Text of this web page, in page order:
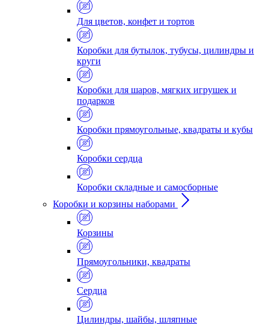
Для цветов, конфет и тортов
Коробки для бутылок, тубусы, цилиндры и
круги
Коробки для шаров, мягких игрушек и
подарков
Коробки прямоугольные, квадраты и кубы
Коробки сердца
Коробки складные и самосборные
Коробки и корзины наборами
Корзины
Прямоугольники, квадраты
Сердца
Цилиндры, шайбы, шляпные